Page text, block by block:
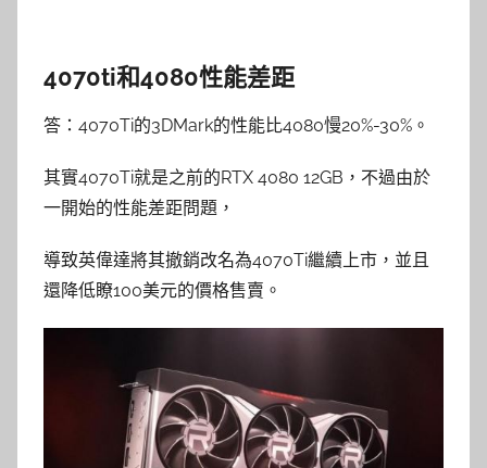
4070ti和4080性能差距
答：4070Ti的3DMark的性能比4080慢20%-30%。
其實4070Ti就是之前的RTX 4080 12GB，不過由於
一開始的性能差距問題，
導致英偉達將其撤銷改名為4070Ti繼續上市，並且
還降低瞭100美元的價格售賣。